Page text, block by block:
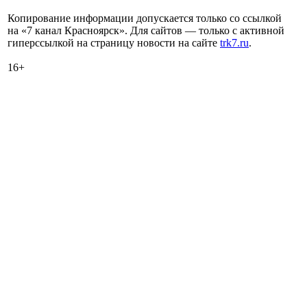
Копирование информации допускается только со ссылкой
на «7 канал Красноярск». Для сайтов — только с активной
гиперссылкой на страницу новости на сайте trk7.ru.
16+